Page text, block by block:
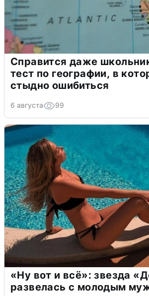
Справится даже
тест по географии, в
стыдно ошибиться
6 августа 99
«Ну вот и всё»: звезда
развелась с молодым